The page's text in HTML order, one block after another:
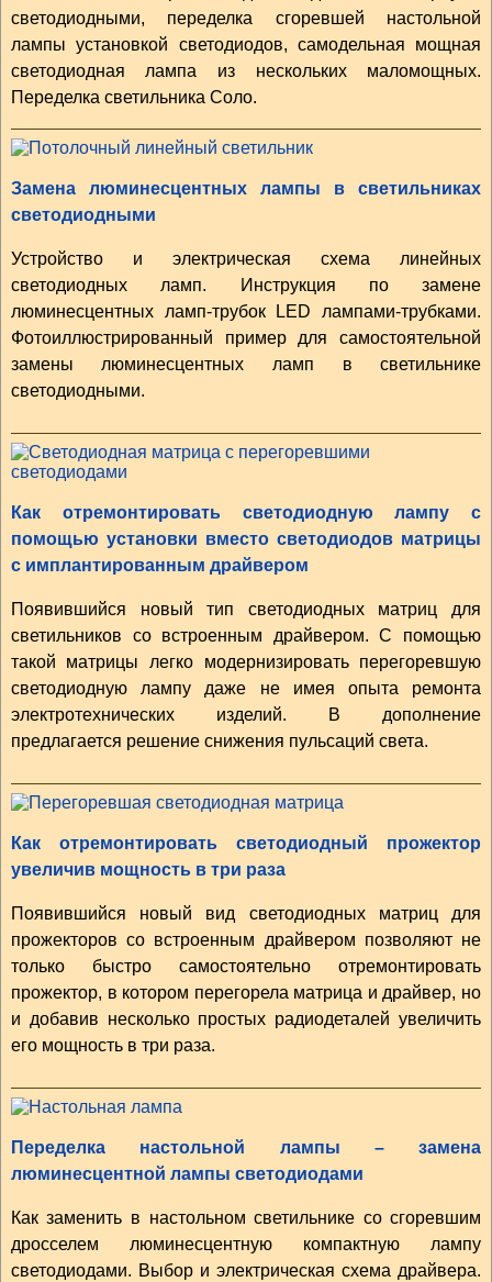
светодиодными, переделка сгоревшей настольной
лампы установкой светодиодов, самодельная мощная
светодиодная лампа из нескольких маломощных.
Переделка светильника Соло.
Замена люминесцентных лампы в светильниках
светодиодными
Устройство и электрическая схема линейных
светодиодных ламп. Инструкция по замене
люминесцентных ламп-трубок LED лампами-трубками.
Фотоиллюстрированный пример для самостоятельной
замены люминесцентных ламп в светильнике
светодиодными.
Как отремонтировать светодиодную лампу с
помощью установки вместо светодиодов матрицы
с имплантированным драйвером
Появившийся новый тип светодиодных матриц для
светильников со встроенным драйвером. С помощью
такой матрицы легко модернизировать перегоревшую
светодиодную лампу даже не имея опыта ремонта
электротехнических изделий. В дополнение
предлагается решение снижения пульсаций света.
Как отремонтировать светодиодный прожектор
увеличив мощность в три раза
Появившийся новый вид светодиодных матриц для
прожекторов со встроенным драйвером позволяют не
только быстро самостоятельно отремонтировать
прожектор, в котором перегорела матрица и драйвер, но
и добавив несколько простых радиодеталей увеличить
его мощность в три раза.
Переделка настольной лампы – замена
люминесцентной лампы светодиодами
Как заменить в настольном светильнике со сгоревшим
дросселем люминесцентную компактную лампу
светодиодами. Выбор и электрическая схема драйвера.